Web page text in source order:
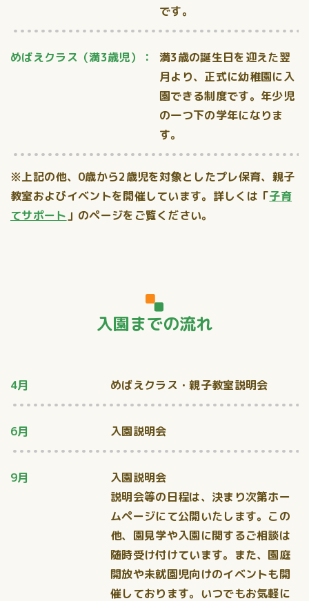
です。
めばえクラス（満3歳児）：
満3歳の誕生日を迎えた翌
月より、正式に幼稚園に入
園できる制度です。年少児
の一つ下の学年になりま
す。
※上記の他、0歳から2歳児を対象としたプレ保育、親子
教室およびイベントを開催しています。詳しくは 「子育
てサポート 」 のページをご覧ください。
入園までの流れ
4月 めばえクラス・親子教室説明会
6月 入園説明会
9月
入園説明会
説明会等の日程は、決まり次第ホー
ムページにて公開いたします。この
他、園見学や入園に関するご相談は
随時受け付けています。また、園庭
開放や未就園児向けのイベントも開
催しております。いつでもお気軽に